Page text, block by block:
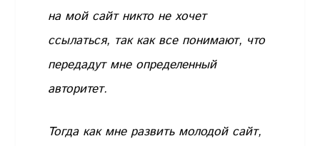
на мой сайт никто не хочет
ссылаться, так как все понимают, что
передадут мне определенный
авторитет.
Тогда как мне развить молодой сайт,